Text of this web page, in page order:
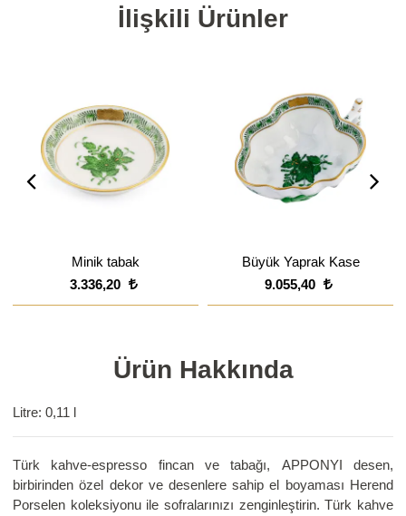
İlişkili Ürünler
Minik tabak
3.336,20
Büyük Yaprak Kase
9.055,40
Ürün Hakkında
Litre: 0,11 l
Türk kahve-espresso fincan ve tabağı, APPONYI desen,
birbirinden özel dekor ve desenlere sahip el boyaması Herend
Porselen koleksiyonu ile sofralarınızı zenginleştirin. Türk kahve